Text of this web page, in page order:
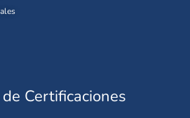
Certificaciones